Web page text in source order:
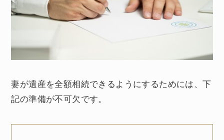
妻が遺産を全額相続できるようにするためには、下
記の準備が不可欠です。